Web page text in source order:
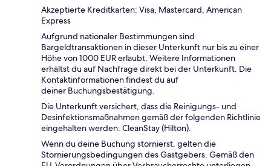
Akzeptierte Kreditkarten: Visa, Mastercard, American
Express
Aufgrund nationaler Bestimmungen sind
Bargeldtransaktionen in dieser Unterkunft nur bis zu einer
Höhe von 1000 EUR erlaubt. Weitere Informationen
erhältst du auf Nachfrage direkt bei der Unterkunft. Die
Kontaktinformationen findest du auf
deiner Buchungsbestätigung.
Die Unterkunft versichert, dass die Reinigungs- und
Desinfektionsmaßnahmen gemäß der folgenden Richtlinie
eingehalten werden: CleanStay (Hilton).
Wenn du deine Buchung stornierst, gelten die
Stornierungsbedingungen des Gastgebers. Gemäß den